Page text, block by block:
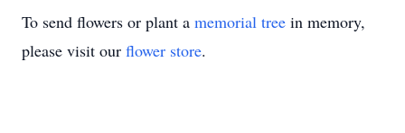
To send flowers or plant a memorial tree in memory,
please visit our flower store.